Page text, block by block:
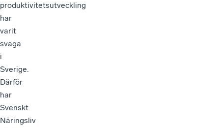
produktivitetsutveckling
har
varit
svaga
i
Sverige.
Därför
har
Svenskt
Näringsliv